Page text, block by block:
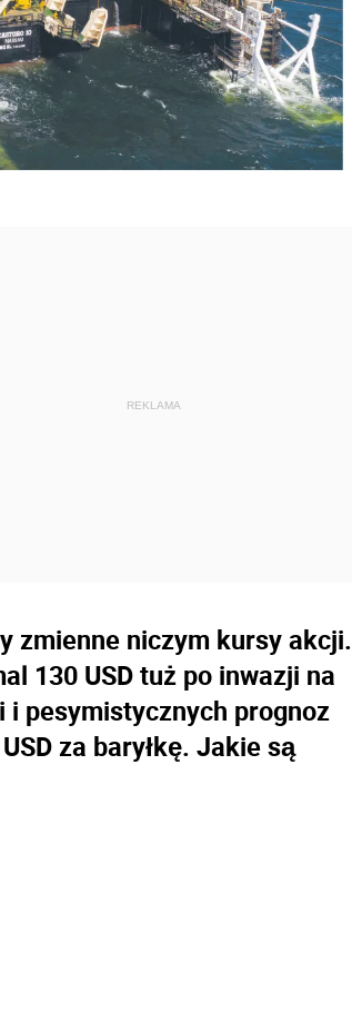
zmienne niczym kursy akcji.
130 USD tuż po inwazji na
pesymistycznych prognoz
za baryłkę. Jakie są